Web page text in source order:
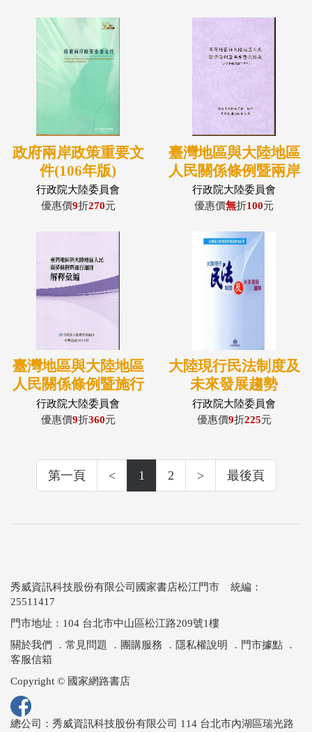
政府兩岸政策重要文
件(106年版)
行政院大陸委員會
優惠價9折270元
臺灣地區與大陸地區
人民關係條例暨兩岸
歷次協議(含香港澳
門關係條例) (106年
行政院大陸委員會
優惠價無折100元
臺灣地區與大陸地區
人民關係條例暨施行
細則解釋彙編(三版)
行政院大陸委員會
優惠價9折360元
大陸現行民法制度及
未來發展趨勢
行政院大陸委員會
優惠價9折225元
第一頁 < 1 2 > 最後頁
秀威資訊科技股份有限公司國家書店松江門市 統編：
25511417
門市地址：104 台北市中山區松江路209號1樓
關於我們
． 常見問題 ． 團購服務 ． 隱私權說明 ． 門市據點 ．
客服信箱
Copyright © 國家網路書店
總公司：秀威資訊科技股份有限公司 114 台北市內湖區瑞光路